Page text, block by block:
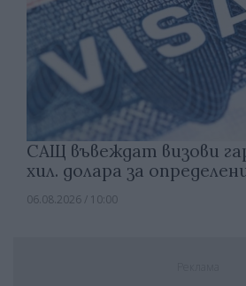
САЩ въвеждат визови
хил. долара за
06.08.2026 / 10:00